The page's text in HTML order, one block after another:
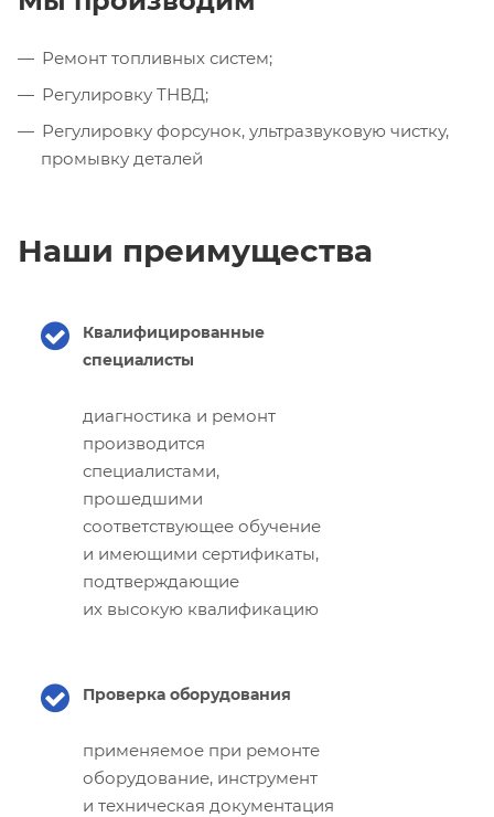
Ремонт топливных систем;
Регулировку ТНВД;
Регулировку форсунок, ультразвуковую чистку,
промывку деталей
Наши преимущества
Квалифицированные
специалисты
диагностика и ремонт
производится
специалистами,
прошедшими
соответствующее обучение
и имеющими сертификаты,
подтверждающие
их высокую квалификацию
Проверка оборудования
применяемое при ремонте
оборудование, инструмент
и техническая документация